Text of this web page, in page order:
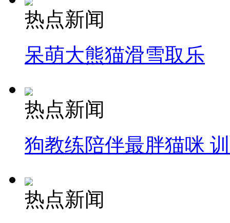
热点新闻
呆萌大熊猫滑雪取乐
热点新闻
狗教练陪伴最胖猫咪
热点新闻